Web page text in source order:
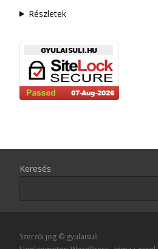
Részletek
Keresés
Szerzői jog © gyulaisuli